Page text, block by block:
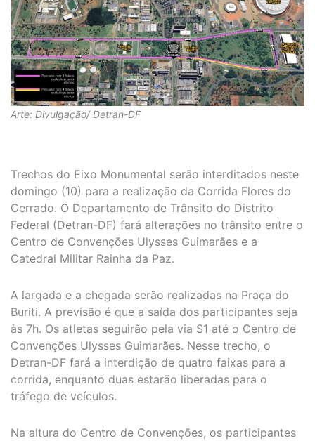
Arte: Divulgação/ Detran-DF
Trechos do Eixo Monumental serão interditados neste
domingo (10) para a realização da Corrida Flores do
Cerrado. O Departamento de Trânsito do Distrito
Federal (Detran-DF) fará alterações no trânsito entre o
Centro de Convenções Ulysses Guimarães e a
Catedral Militar Rainha da Paz.
A largada e a chegada serão realizadas na Praça do
Buriti. A previsão é que a saída dos participantes seja
às 7h. Os atletas seguirão pela via S1 até o Centro de
Convenções Ulysses Guimarães. Nesse trecho, o
Detran-DF fará a interdição de quatro faixas para a
corrida, enquanto duas estarão liberadas para o
tráfego de veículos.
Na altura do Centro de Convenções, os participantes